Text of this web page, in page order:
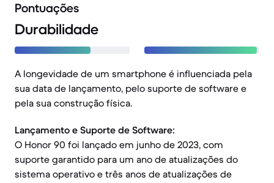
Pontuações
Durabilidade
A longevidade de um smartphone é influenciada pela
sua data de lançamento, pelo suporte de software e
pela sua construção física.
Lançamento e Suporte de Software:
O Honor 90 foi lançado em junho de 2023, com
suporte garantido para um ano de atualizações do
sistema operativo e três anos de atualizações de